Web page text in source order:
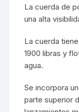
La cuerda de
una alta
La cuerda
1900 libras y
agua.
Se incorpora
parte superior